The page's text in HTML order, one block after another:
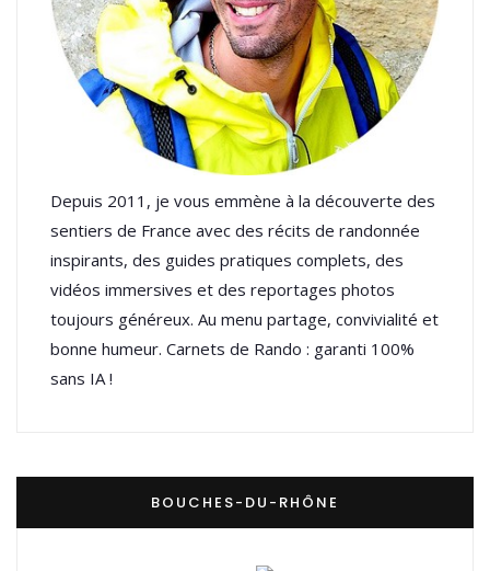
Depuis 2011, je vous emmène à la découverte des
sentiers de France avec des récits de randonnée
inspirants, des guides pratiques complets, des
vidéos immersives et des reportages photos
toujours généreux. Au menu partage, convivialité et
bonne humeur. Carnets de Rando : garanti 100%
sans IA !
BOUCHES-DU-RHÔNE